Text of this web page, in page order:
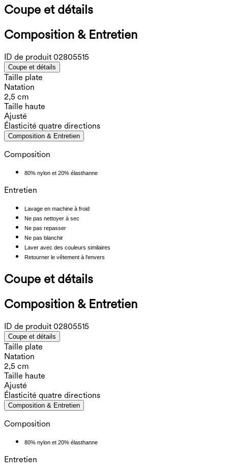
Coupe et détails
Composition & Entretien
ID de produit 02805515
Coupe et détails
Taille plate
Natation
2,5 cm
Taille haute
Ajusté
Élasticité quatre directions
Composition & Entretien
Composition
80% nylon et 20% élasthanne
Entretien
Lavage en machine à froid
Ne pas nettoyer à sec
Ne pas repasser
Ne pas blanchir
Laver avec des couleurs similaires
Retourner le vêtement à l'envers
Coupe et détails
Composition & Entretien
ID de produit 02805515
Coupe et détails
Taille plate
Natation
2,5 cm
Taille haute
Ajusté
Élasticité quatre directions
Composition & Entretien
Composition
80% nylon et 20% élasthanne
Entretien